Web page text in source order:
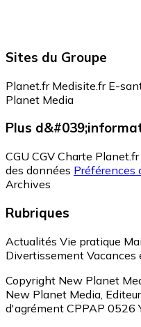
Sites du Groupe
Planet.fr Medisite.fr E-
Planet Media
Plus
CGU CGV Charte Planet.fr
des données Préférences
Archives
Rubriques
Actualités Vie pratique
Divertissement Vacances
Copyright New Planet
New Planet Media,
d'agrément CPPAP 0526